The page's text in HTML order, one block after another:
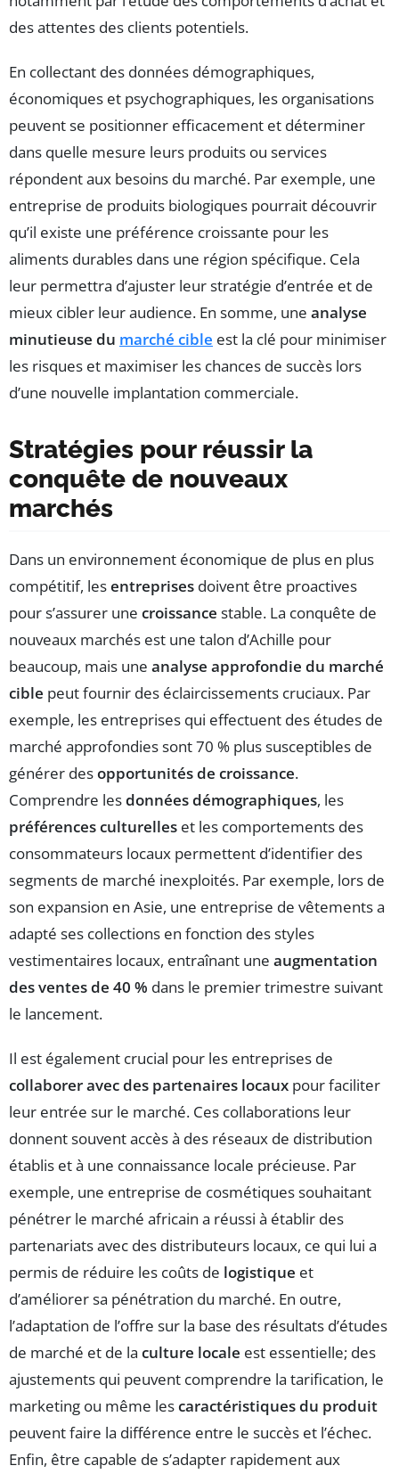
des attentes des clients potentiels.
En collectant des données démographiques,
économiques et psychographiques, les organisations
peuvent se positionner efficacement et déterminer
dans quelle mesure leurs produits ou services
répondent aux besoins du marché. Par exemple, une
entreprise de produits biologiques pourrait découvrir
qu’il existe une préférence croissante pour les
aliments durables dans une région spécifique. Cela
leur permettra d’ajuster leur stratégie d’entrée et de
mieux cibler leur audience. En somme, une analyse
minutieuse du marché cible est la clé pour minimiser
les risques et maximiser les chances de succès lors
d’une nouvelle implantation commerciale.
Stratégies pour réussir la
conquête de nouveaux
marchés
Dans un environnement économique de plus en plus
compétitif, lesentreprises doivent être proactives
pour s’assurer une croissance stable. La conquête de
nouveaux marchés est une talon d’Achille pour
beaucoup, mais une analyse approfondie du marché
cible peut fournir des éclaircissements cruciaux. Par
exemple, les entreprises qui effectuent des études de
marché approfondies sont 70 % plus susceptibles de
générer desopportunités de croissance.
Comprendre lesdonnées démographiques, les
préférences culturelles et les comportements des
consommateurs locaux permettent d’identifier des
segments de marché inexploités. Par exemple, lors de
son expansion en Asie, une entreprise de vêtements a
adapté ses collections en fonction des styles
vestimentaires locaux, entraînant une augmentation
des ventes de 40 % dans le premier trimestre suivant
le lancement.
Il est également crucial pour les entreprises de
collaborer avec des partenaires locaux pour faciliter
leur entrée sur le marché. Ces collaborations leur
donnent souvent accès à des réseaux de distribution
établis et à une connaissance locale précieuse. Par
exemple, une entreprise de cosmétiques souhaitant
pénétrer le marché africain a réussi à établir des
partenariats avec des distributeurs locaux, ce qui lui a
permis de réduire les coûts de logistique et
d’améliorer sa pénétration du marché. En outre,
l’adaptation de l’offre sur la base des résultats d’études
de marché et de la culture locale est essentielle; des
ajustements qui peuvent comprendre la tarification, le
marketing ou même lescaractéristiques du produit
peuvent faire la différence entre le succès et l’échec.
Enfin, être capable de s’adapter rapidement aux